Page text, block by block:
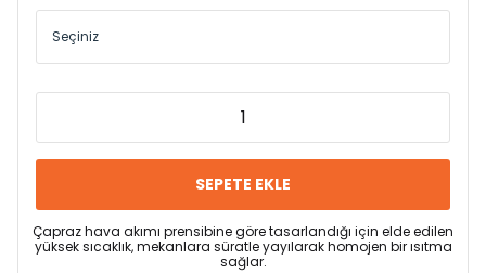
SEPETE EKLE
Çapraz hava akımı prensibine göre tasarlandığı için elde edilen
yüksek sıcaklık, mekanlara süratle yayılarak homojen bir ısıtma
sağlar.